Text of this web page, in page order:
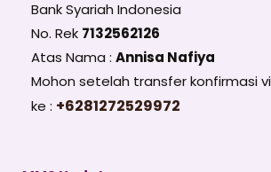
Bank Syariah Indonesia
No. Rek 7132562126
Atas Nama : Annisa Nafiya
Mohon setelah transfer konfirmasi
ke : +6281272529972